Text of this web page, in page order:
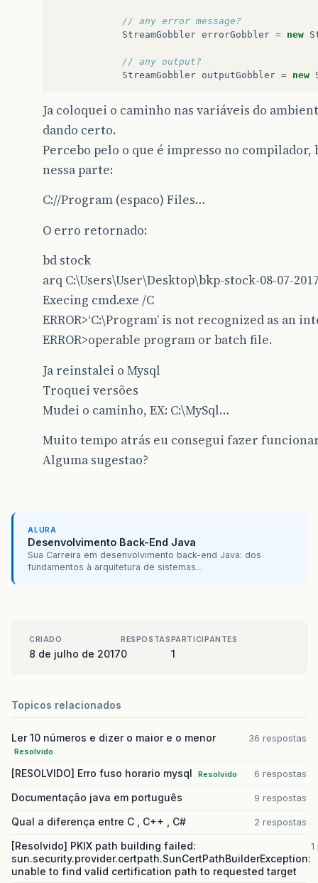
// any error message?
StreamGobbler errorGobbler = new
// any output?
StreamGobbler outputGobbler = new
errorGobbler. run();
// any error???
if exitVal
} else
}
} catch (Exception e)
{
}
Ja coloquei o caminho nas variáveis do
dando certo.
Percebo pelo o que é impresso no
nessa parte:
C://Program (espaco) Files…
O erro retornado:
bd stock
arq C:\Users\User\Desktop\bkp-stock-08-07-
Execing cmd.exe /C
ERROR>‘C:\Program’ is not recognized as an
ERROR>operable program or batch file.
Ja reinstalei o Mysql
Troquei versões
Mudei o caminho, EX: C:\MySql…
Muito tempo atrás eu consegui fazer
Alguma sugestao?
ALURA
Desenvolvimento Back-End Java
Sua Carreira em desenvolvimento back-end Java: dos
fundamentos à arquitetura de sistemas...
CRIADO
8 de julho de 2017
RESPOSTAS
0
PARTICIPANTES
1
Topicos relacionados
Ler 10 números e dizer o maior e o menor
Resolvido
36 respostas
[RESOLVIDO] Erro fuso horario mysql Resolvido 6 respostas
Documentação java em português 9 respostas
Qual a diferença entre C , C++ , C# 2 respostas
[Resolvido] PKIX path building failed:
sun.security.provider.certpath.SunCertPathBuilderException:
unable to find valid certification path to requested target